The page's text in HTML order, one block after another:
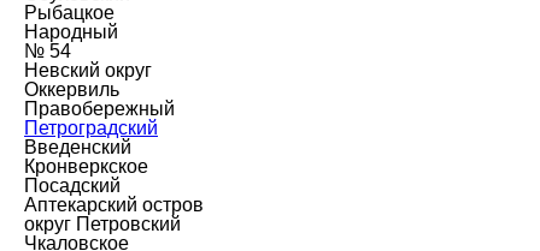
Рыбацкое
Народный
№ 54
Невский округ
Оккервиль
Правобережный
Петроградский
Введенский
Кронверкское
Посадский
Аптекарский остров
округ Петровский
Чкаловское